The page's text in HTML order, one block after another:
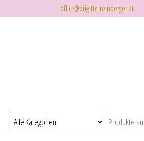
office@brigitte-reinberger.at